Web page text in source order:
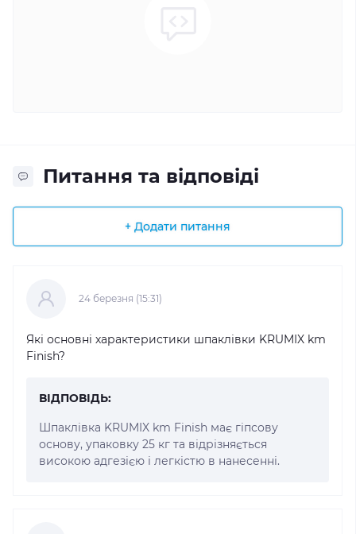
Питання та відповіді
+ Додати питання
24 березня (15:31)
Які основні характеристики шпаклівки KRUMIX km
Finish?
ВІДПОВІДЬ:
Шпаклівка KRUMIX km Finish має гіпсову
основу, упаковку 25 кг та відрізняється
високою адгезією і легкістю в нанесенні.